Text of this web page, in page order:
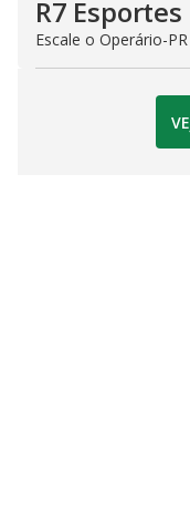
R7 Esportes
Escale o Operário-